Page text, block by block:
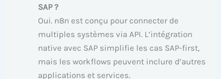
SAP ?
Oui. n8n est conçu pour connecter de
multiples systèmes via API. L’intégration
native avec SAP simplifie les cas SAP-first,
mais les workflows peuvent inclure d’autres
applications et services.